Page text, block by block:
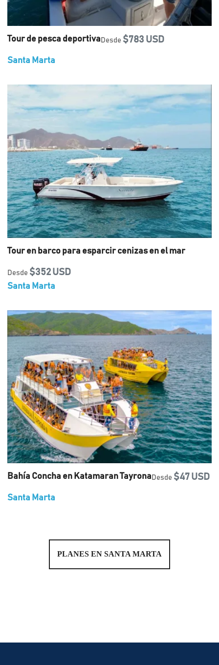
Tour de pesca deportiva Desde $783 USD
Santa Marta
Tour en barco para esparcir cenizas en el mar
Desde $352 USD
Santa Marta
Bahía Concha en Katamaran Tayrona Desde $47 USD
Santa Marta
PLANES EN SANTA MARTA